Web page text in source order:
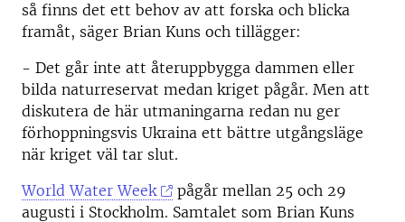
så finns det ett behov av att forska och blicka
framåt, säger Brian Kuns och tillägger:
- Det går inte att återuppbygga dammen eller
bilda naturreservat medan kriget pågår. Men att
diskutera de här utmaningarna redan nu ger
förhoppningsvis Ukraina ett bättre utgångsläge
när kriget väl tar slut.
World Water Week
pågår mellan 25 och 29
augusti i Stockholm. Samtalet som Brian Kuns